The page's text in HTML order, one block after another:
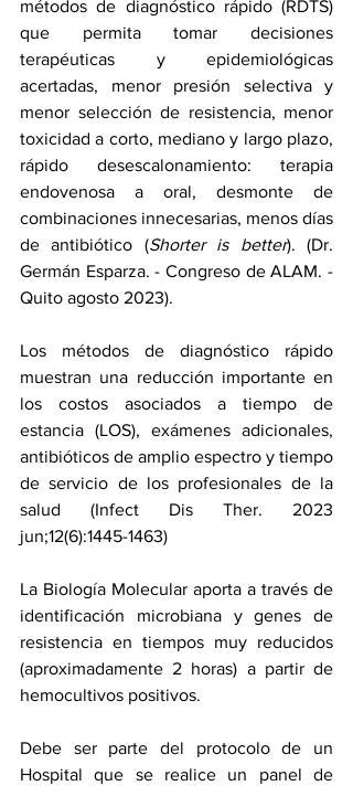
métodos de diagnóstico rápido (RDTS)
que permita tomar decisiones
terapéuticas y epidemiológicas
acertadas, menor presión selectiva y
menor selección de resistencia, menor
toxicidad a corto, mediano y largo plazo,
rápido desescalonamiento: terapia
endovenosa a oral, desmonte de
combinaciones innecesarias, menos días
de antibiótico (Shorter is better). (Dr.
Germán Esparza. - Congreso de ALAM. -
Quito agosto 2023).
Los métodos de diagnóstico rápido
muestran una reducción importante en
los costos asociados a tiempo de
estancia (LOS), exámenes adicionales,
antibióticos de amplio espectro y tiempo
de servicio de los profesionales de la
salud (Infect Dis Ther. 2023
jun;12(6):1445-1463)
La Biología Molecular aporta a través de
identificación microbiana y genes de
resistencia en tiempos muy reducidos
(aproximadamente 2 horas) a partir de
hemocultivos positivos.
Debe ser parte del protocolo de un
Hospital que se realice un panel de